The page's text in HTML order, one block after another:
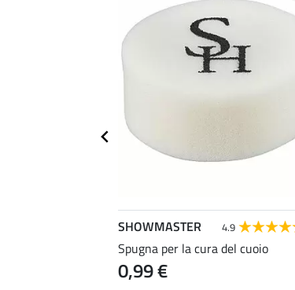
SHOWMASTER 4.9
Spugna per la cura del cuoio
0,99 €